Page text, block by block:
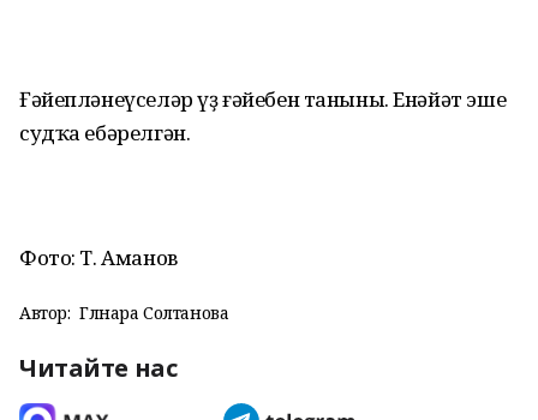
Ғәйепләнеүселәр үҙ ғәйебен таныны. Енәйәт эше
судҡа ебәрелгән.
Фото: Т. Аманов
Автор: Гөлнара Солтанова
Читайте нас